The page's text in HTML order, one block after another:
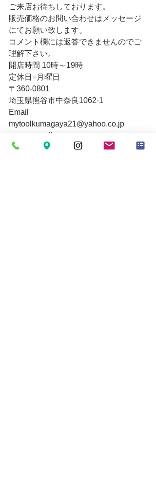
ご来店お待ちしております。
販売価格のお問い合わせはメッセージ
にてお願い致します。
コメント欄には返答できませんのでご
理解下さい。
開店時間 10時～19時
定休日=月曜日
〒360-0801
埼玉県熊谷市中奈良1062-1
Email
mytoolkumagaya21@yahoo.co.jp
www.mytoolkumagaya.com